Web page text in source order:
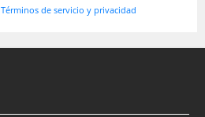
Términos de servicio y privacidad